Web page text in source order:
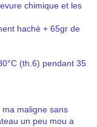
chimique et les
haché + 65gr de
(th.6) pendant 35
maligne sans
un peu mou a